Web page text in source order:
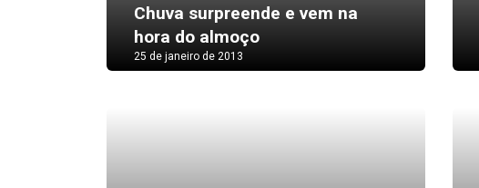
Chuva surpreende e vem na
hora do almoço
25 de janeiro de 2013